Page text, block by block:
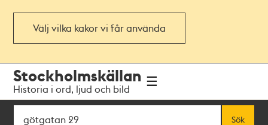
Välj vilka kakor vi får använda
navigationen
huvudinnehållet
Stockholmskällan
Historia i ord, ljud och bild
Sök
Sök